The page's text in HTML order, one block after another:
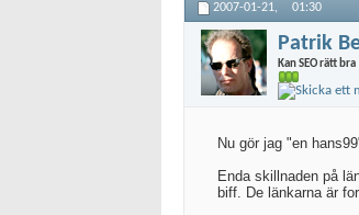
2007-01-21, 01:30
Patrik
Kan SEO rätt bra
Nu gör jag "en
Enda skillnaden på
biff. De länkarna är